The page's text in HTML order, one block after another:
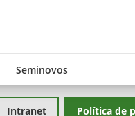
Seminovos
Intranet Política de